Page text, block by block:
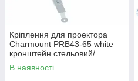
Кріплення для проектора
Charmount PRB43-65 white
кронштейн стельовий/
настінний
В наявності